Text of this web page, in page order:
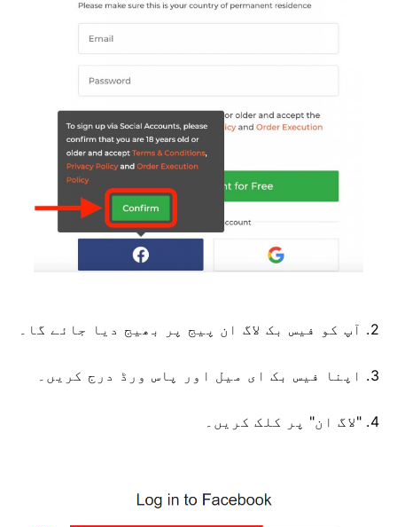
2. آپ کو فیس بک لاگ ان پیج پر بھیج دیا جائے گا۔
3. اپنا فیس بک ای میل اور پاس ورڈ درج کریں۔
4. "لاگ ان" پر کلک کریں۔